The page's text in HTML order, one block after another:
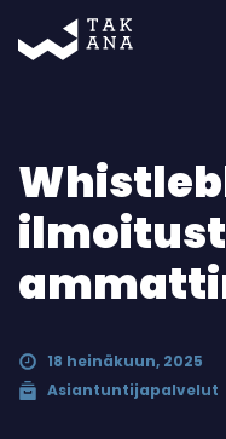
18 heinäkuun, 2025
Asiantuntijapalvelut